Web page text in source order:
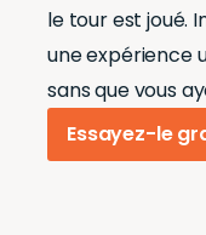
le tour est joué.
une expérience
sans que vous
Essayez-le